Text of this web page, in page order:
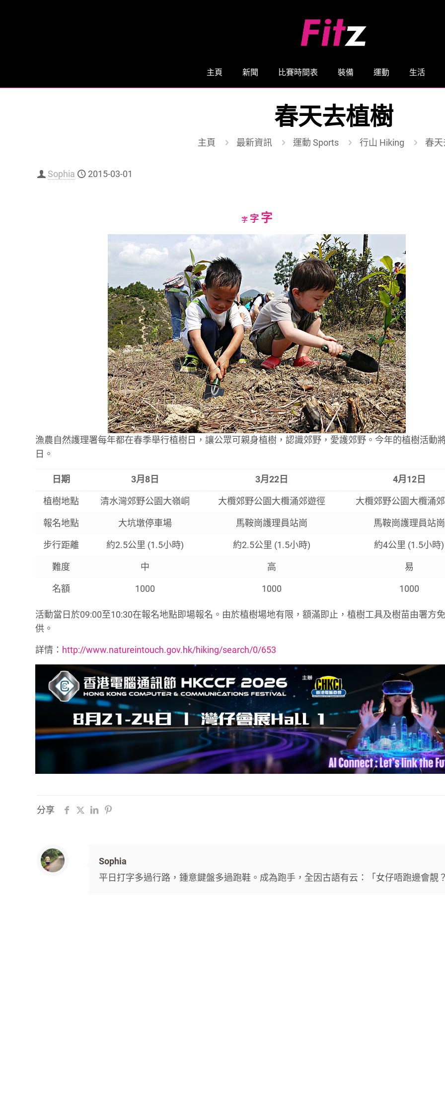
主頁 新聞 比賽時間表 裝備 運動 生活
春天去植樹
主頁 最新資訊 運動 Sports 行山 Hiking 春
Sophia 2015-03-01
字Decrease
字Reset
字Increase
漁農自然護理署每年都在春季舉行植樹日，讓公眾可親身植樹，認識郊野，愛護郊野。今年的植樹活動
日。
日期 3月8日 3月22日 4月12日
植樹地點 清水灣郊野公園大嶺峒 大欖郊野公園大欖涌郊遊徑 大欖郊野公園大欖涌
報名地點 大坑墩停車場 馬鞍崗護理員站崗 馬鞍崗護理員站崗
步行距離 約2.5公里 (1.5小時) 約2.5公里 (1.5小時) 約4公里 (1.5小時)
難度 中 高 易
名額 1000 1000 1000
活動當日於09:00至10:30在報名地點即場報名。由於植樹場地有限，額滿即止，植樹工具及樹苗由署方
供。
詳情： http://www.natureintouch.gov.hk/hiking/search/0/653
分享
Sophia
平日打字多過行路，鍾意鍵盤多過跑鞋。成為跑手，全因古語有云：「女仔唔跑邊會靚